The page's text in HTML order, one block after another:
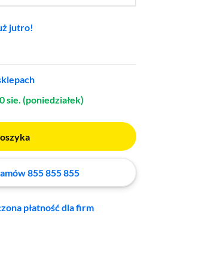
jutro!
sie. (poniedziałek)
855 855 855
płatność dla firm